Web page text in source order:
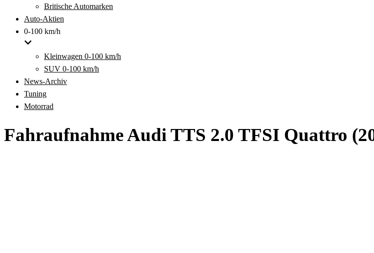
Britische Automarken
Auto-Aktien
0-100 km/h
Kleinwagen 0-100 km/h
SUV 0-100 km/h
News-Archiv
Tuning
Motorrad
Fahraufnahme Audi TTS 2.0 TFSI Quattro